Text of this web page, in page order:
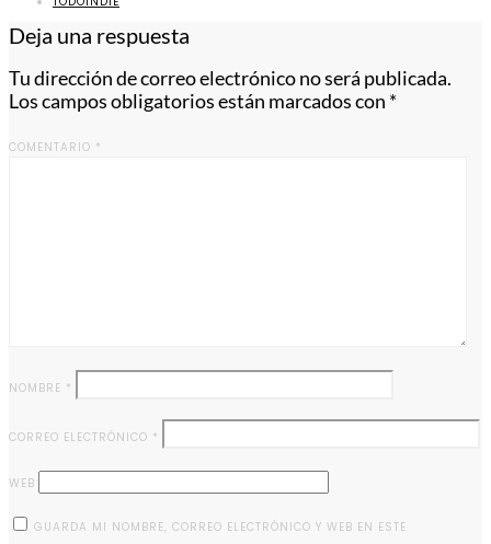
Deja una respuesta
Tu dirección de correo electrónico no será publicada.
Los campos obligatorios están marcados con *
COMENTARIO *
NOMBRE *
CORREO ELECTRÓNICO *
WEB
GUARDA MI NOMBRE, CORREO ELECTRÓNICO Y WEB EN ESTE